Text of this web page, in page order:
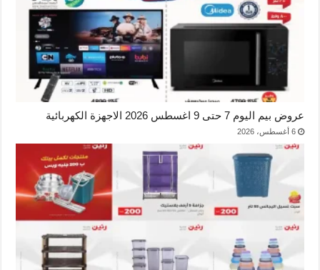
عروض بيم اليوم 7 حتى 9 اغسطس 2026 الاجهزة الكهربائية
6 أغسطس، 2026